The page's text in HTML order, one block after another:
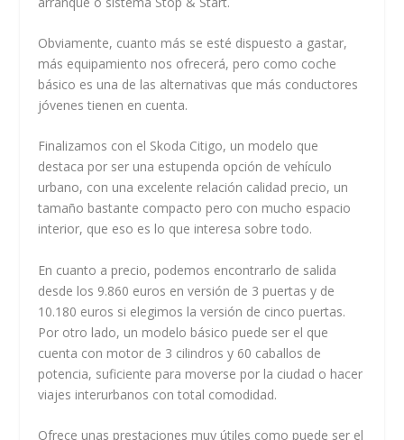
Obviamente, cuanto más se esté dispuesto a gastar,
más equipamiento nos ofrecerá, pero como coche
básico es una de las alternativas que más conductores
jóvenes tienen en cuenta.
Finalizamos con el Skoda Citigo, un modelo que
destaca por ser una estupenda opción de vehículo
urbano, con una excelente relación calidad precio, un
tamaño bastante compacto pero con mucho espacio
interior, que eso es lo que interesa sobre todo.
En cuanto a precio, podemos encontrarlo de salida
desde los 9.860 euros en versión de 3 puertas y de
10.180 euros si elegimos la versión de cinco puertas.
Por otro lado, un modelo básico puede ser el que
cuenta con motor de 3 cilindros y 60 caballos de
potencia, suficiente para moverse por la ciudad o hacer
viajes interurbanos con total comodidad.
Ofrece unas prestaciones muy útiles como puede ser el